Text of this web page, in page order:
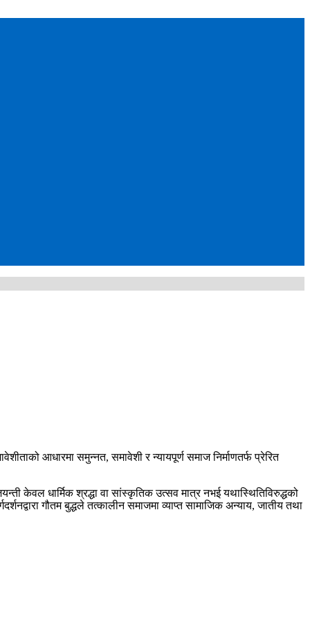
आधारमा समुन्नत, समावेशी र न्यायपूर्ण समाज निर्माणतर्फ प्रेरित
केवल धार्मिक श्रद्धा वा सांस्कृतिक उत्सव मात्र नभई यथास्थितिविरुद्धको
गौतम बुद्धले तत्कालीन समाजमा व्याप्त सामाजिक अन्याय, जातीय तथा